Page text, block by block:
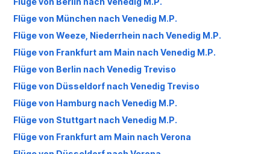
Flüge von München nach Venedig M.P.
Flüge von Weeze, Niederrhein nach Venedig M.P.
Flüge von Frankfurt am Main nach Venedig M.P.
Flüge von Berlin nach Venedig Treviso
Flüge von Düsseldorf nach Venedig Treviso
Flüge von Hamburg nach Venedig M.P.
Flüge von Stuttgart nach Venedig M.P.
Flüge von Frankfurt am Main nach Verona